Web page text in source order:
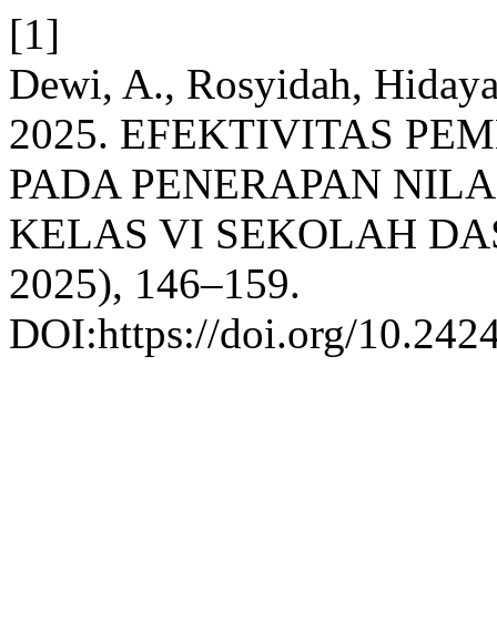
[1]
Dewi, A., Rosyidah,
2025. EFEKTIVITAS
PADA PENERAPAN
KELAS VI SEKOLAH
2025), 146–159.
DOI:https://doi.org/